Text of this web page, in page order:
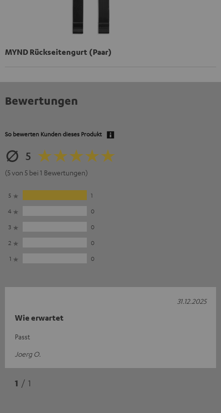
MYND Rückseitengurt (Paar)
Bewertungen
So bewerten Kunden dieses Produkt
5
(5 von 5 bei 1 Bewertungen)
5
1
4
0
3
0
2
0
1
0
Wie erwartet
Passt
Joerg O.
31.12.2025
1 / 1